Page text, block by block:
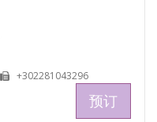
+302281043296
预订